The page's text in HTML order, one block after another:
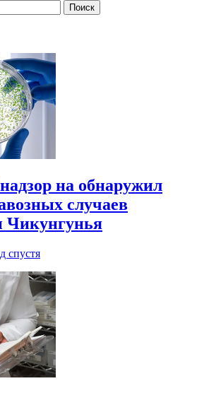
на обнаружил
случаев
Чикунгунья
спустя